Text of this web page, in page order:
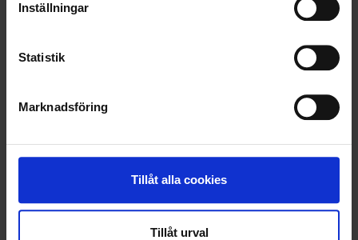
Inställningar
Statistik
Marknadsföring
Tillåt alla cookies
Tillåt urval